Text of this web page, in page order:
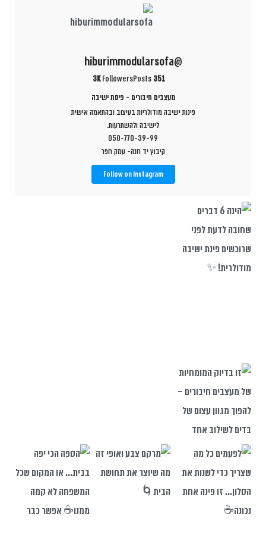
@hiburimmodularsofa
351
Posts
3KFollowers
מעצבים חיבורים - פינות ישיבה
פינות ישיבה מודולריות בעיצוב ובהתאמה אישית
לישיבה ולהשתרעות.
050-770-39-99
קיבוץ יד חנה- עמק חפר
Follow on Instagram